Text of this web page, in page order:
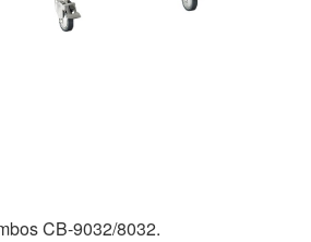
CB-9032/8032.